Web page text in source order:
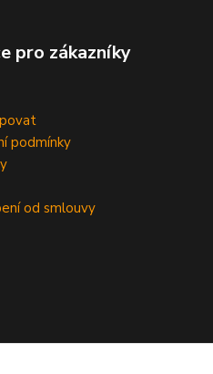
pro zákazníky
podmínky
od smlouvy